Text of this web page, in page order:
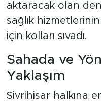
aktaracak olan
sağlık
için kolları sıvadı.
Sahada ve
Yaklaşım
Sivrihisar halkına